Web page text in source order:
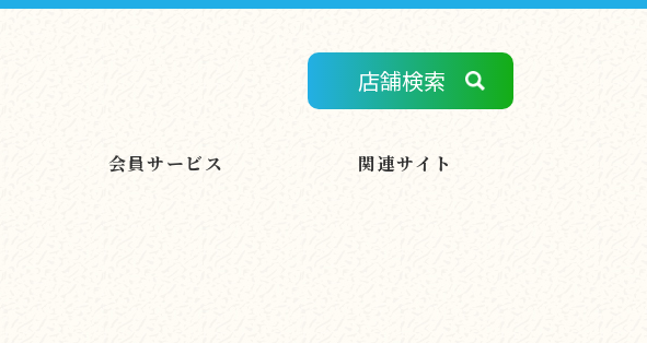
店舗検索
会員サービス 関連サイト